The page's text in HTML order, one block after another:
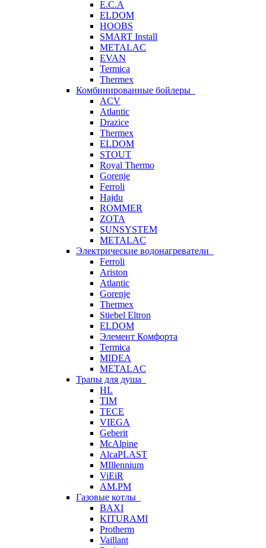
E.C.A
ELDOM
HOOBS
SMART Install
METALAC
EVAN
Termica
Thermex
Комбинированные бойлеры
ACV
Atlantic
Drazice
Thermex
ELDOM
STOUT
Royal Thermo
Gorenje
Ferroli
Hajdu
ROMMER
ZOTA
SUNSYSTEM
METALAC
Электрические водонагреватели
Ferroli
Ariston
Atlantic
Gorenje
Thermex
Stiebel Eltron
ELDOM
Элемент Комфорта
Termica
MIDEA
METALAC
Трапы для душа
HL
TIM
TECE
VIEGA
Geberit
McAlpine
AlcaPLAST
MIllennium
ViEiR
AM.PM
Газовые котлы
BAXI
KITURAMI
Protherm
Vaillant